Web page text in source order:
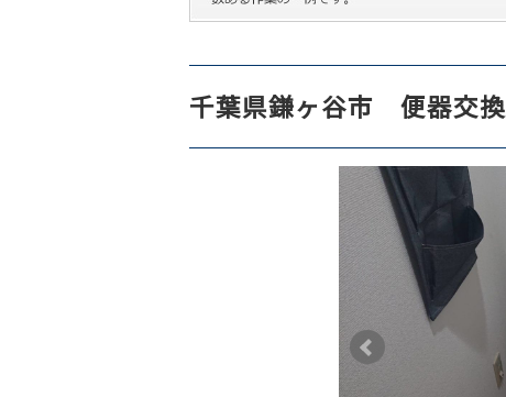
千葉県鎌ヶ谷市 便器交換